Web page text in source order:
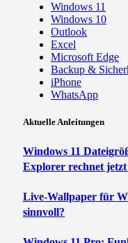
Windows 11
Windows 10
Outlook
Excel
Microsoft Edge
Backup &
iPhone
WhatsApp
Aktuelle Anleitungen
Windows 11
Explorer rechnet
Live-Wallpaper für
sinnvoll?